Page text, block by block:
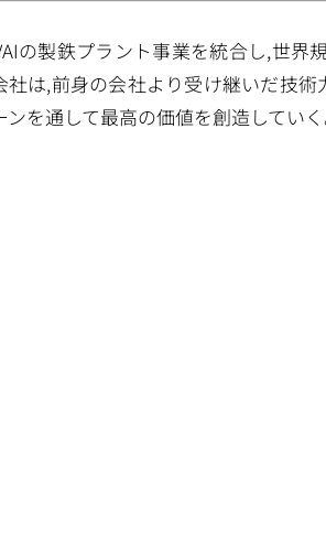
の製鉄プラント事業を統合し,世界
は,前身の会社より受け継いだ技術
を通して最高の価値を創造していく